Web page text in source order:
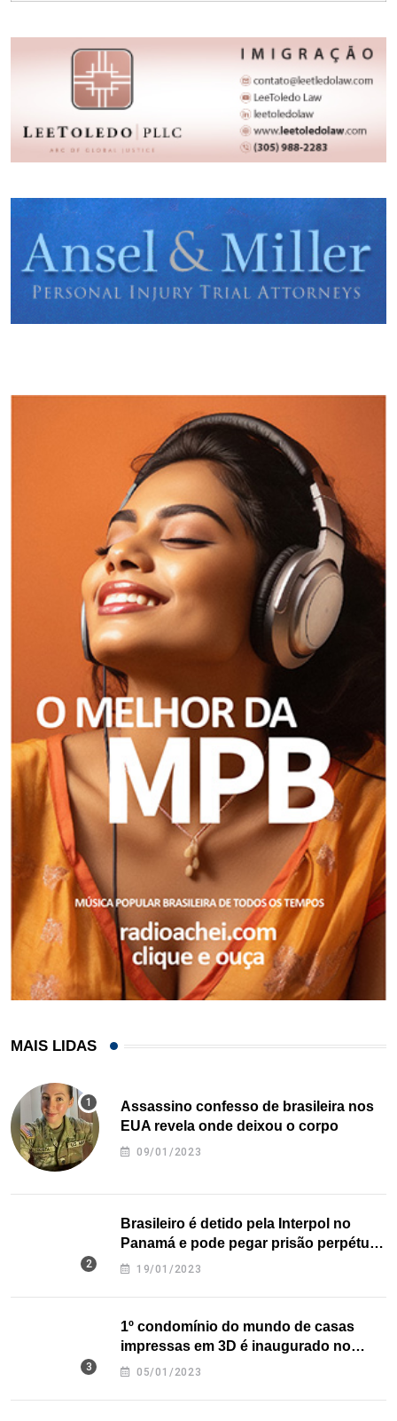
MAIS LIDAS
Assassino confesso de brasileira nos
EUA revela onde deixou o corpo
09/01/2023
Brasileiro é detido pela Interpol no
Panamá e pode pegar prisão perpétua
nos EUA
19/01/2023
1º condomínio do mundo de casas
impressas em 3D é inaugurado no
Texas
05/01/2023